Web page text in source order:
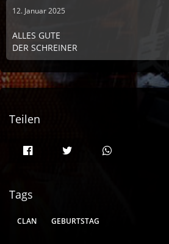
12. Januar 2025
ALLES GUTE
DER SCHREINER
Teilen
Tags
CLAN GEBURTSTAG